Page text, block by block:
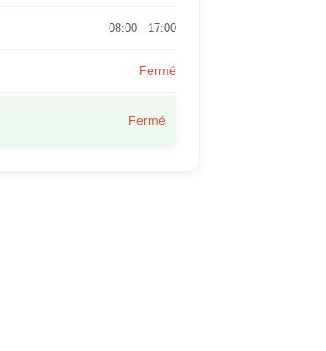
08:00 - 17:00
Fermé
Fermé